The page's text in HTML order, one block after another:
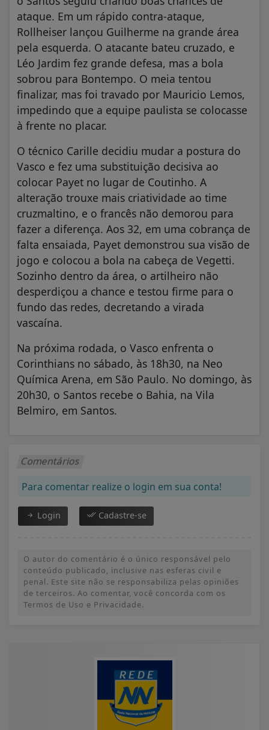
ataque. Em um rápido contra-ataque,
Rollheiser lançou Guilherme na grande área
pela esquerda. O atacante bateu cruzado, e
Léo Jardim fez grande defesa, mas a bola
sobrou para Bontempo. O meia tentou
finalizar, mas foi travado por Mauricio Lemos,
impedindo que a equipe paulista se colocasse
à frente no placar.
O técnico Carille decidiu mudar a postura do
Vasco e fez uma substituição decisiva ao
colocar Payet no lugar de Coutinho. A
alteração trouxe mais criatividade ao time
cruzmaltino, e o francês não demorou para
fazer a diferença. Aos 32, em uma cobrança de
falta ensaiada, Payet demonstrou sua visão de
jogo e colocou a bola na cabeça de Vegetti.
Sozinho dentro da área, o artilheiro não
desperdiçou a chance e testou firme para o
fundo das redes, decretando a virada
vascaína.
Na próxima rodada, o Vasco enfrenta o
Corinthians no sábado, às 18h30, na Neo
Química Arena, em São Paulo. No domingo, às
20h30, o Santos recebe o Bahia, na Vila
Belmiro, em Santos.
Comentários
Para comentar realize o login em sua conta!
Login Cadastre-se
O autor do comentário é o único responsável pelo
conteúdo publicado, inclusive nas esferas civil e
penal. Este site não se responsabiliza pelas opiniões
de terceiros. Ao comentar, você concorda com os
Termos de Uso e Privacidade.